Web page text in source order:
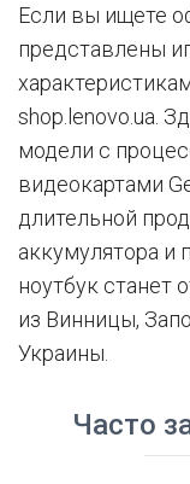
Если вы ищете
представлены
shop.lenovo.ua.
модели с
видеокартами
длительной
аккумулятора и
ноутбук станет
из Винницы,
Украины.
Часто